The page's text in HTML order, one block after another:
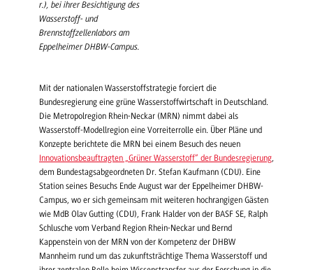
r.), bei ihrer Besichtigung des
Wasserstoff- und
Brennstoffzellenlabors am
Eppelheimer DHBW-Campus.
Mit der nationalen Wasserstoffstrategie forciert die
Bundesregierung eine grüne Wasserstoffwirtschaft in Deutschland.
Die Metropolregion Rhein-Neckar (MRN) nimmt dabei als
Wasserstoff-Modellregion eine Vorreiterrolle ein. Über Pläne und
Konzepte berichtete die MRN bei einem Besuch des neuen
Innovationsbeauftragten „Grüner Wasserstoff“ der Bundesregierung
dem Bundestagsabgeordneten Dr. Stefan Kaufmann (CDU). Eine
Station seines Besuchs Ende August war der Eppelheimer DHBW-
Campus, wo er sich gemeinsam mit weiteren hochrangigen Gästen
wie MdB Olav Gutting (CDU), Frank Halder von der BASF SE, Ralph
Schlusche vom Verband Region Rhein-Neckar und Bernd
Kappenstein von der MRN von der Kompetenz der DHBW
Mannheim rund um das zukunftsträchtige Thema Wasserstoff und